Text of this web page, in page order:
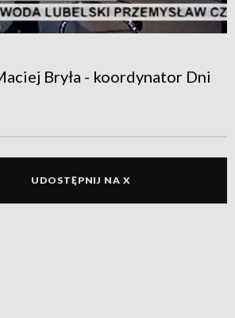
Bryła - koordynator Dni
UDOSTĘPNIJ NA X